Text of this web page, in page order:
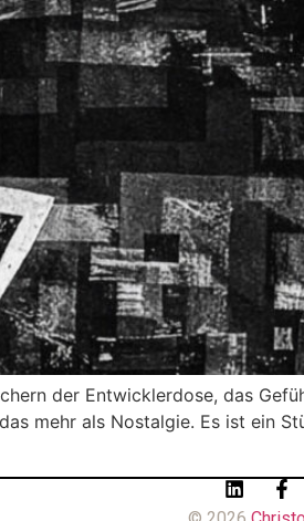
der Entwicklerdose, das
mehr als Nostalgie. Es ist ein